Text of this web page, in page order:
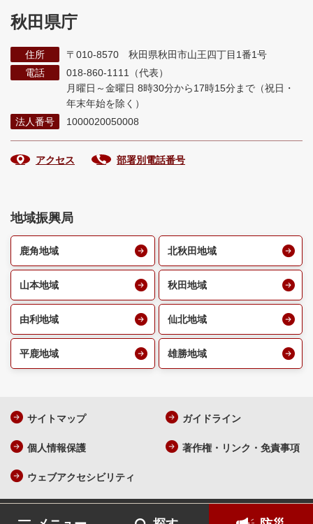
秋田県庁
住所
〒010-8570 秋田県秋田市山王四丁目1番1号
電話
018-860-1111（代表）
月曜日～金曜日 8時30分から17時15分まで （祝日・
年末年始を除く）
法人番号
1000020050008
アクセス 部署別電話番号
地域振興局
鹿角地域 北秋田地域
山本地域 秋田地域
由利地域 仙北地域
平鹿地域 雄勝地域
サイトマップ ガイドライン
個人情報保護 著作権・リンク・免責事項
ウェブアクセシビリティ
AKITA Prefecture All Rights Reserved.
各ページの記載記事、写真